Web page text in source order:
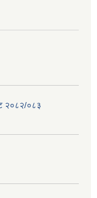
२०८२/०८३